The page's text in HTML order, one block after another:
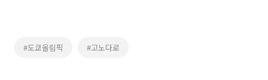
#도쿄올림픽 #고노다로